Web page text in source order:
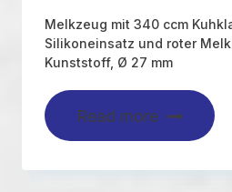
Melkzeug mit 340 ccm
Silikoneinsatz und roter
Kunststoff, Ø 27 mm
Read more